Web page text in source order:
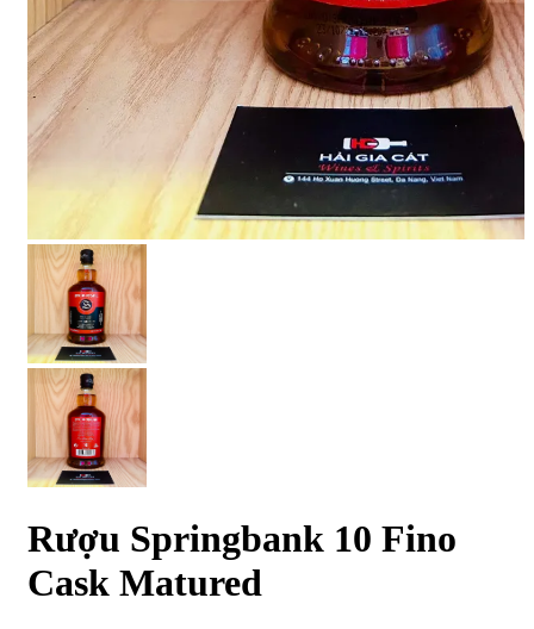
Rượu Springbank 10 Fino
Cask Matured